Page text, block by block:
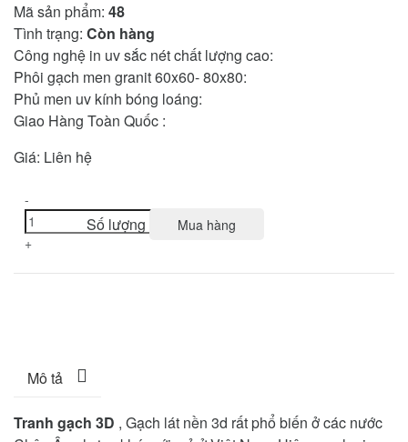
Mã sản phẩm: 48
Tình trạng: Còn hàng
Công nghệ in uv sắc nét chất lượng cao:
Phôi gạch men granit 60x60- 80x80:
Phủ men uv kính bóng loáng:
Giao Hàng Toàn Quốc :
Giá: Liên hệ
Số lượng
-
+
Mua hàng
Mô tả
Tranh gạch 3D , Gạch lát nền 3d rất phổ biến ở các nước